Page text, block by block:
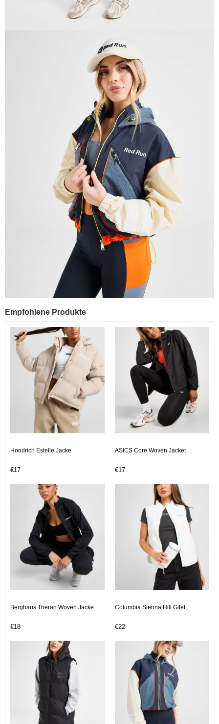
Empfohlene Produkte
Hoodrich Estelle Jacke
€17
ASICS Core Woven Jacket
€17
Berghaus Theran Woven Jacke
€18
Columbia Sienna Hill Gilet
€22